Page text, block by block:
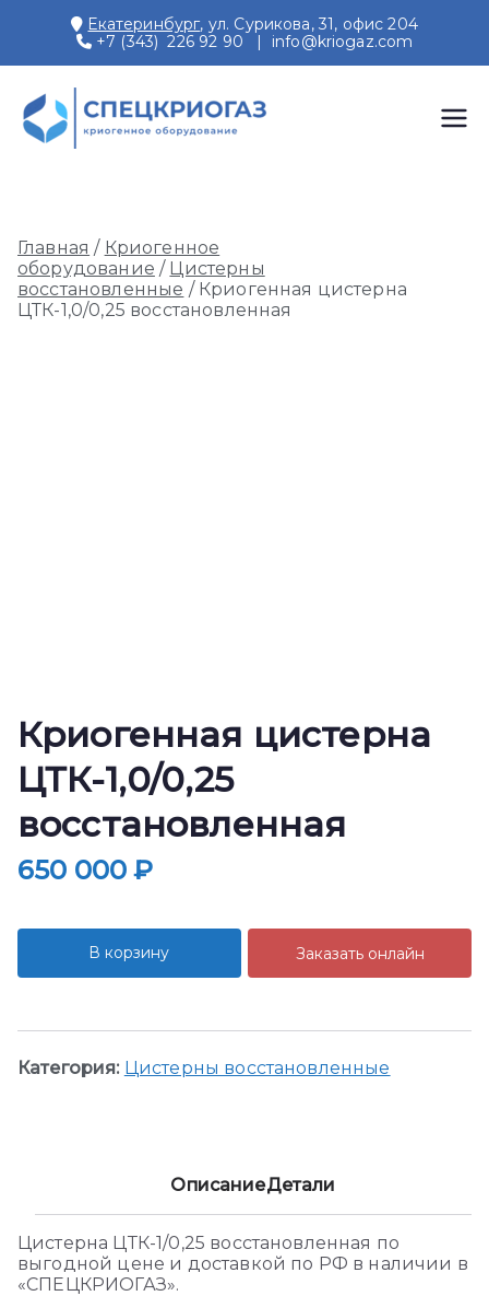
содержимому
Екатеринбург, ул. Сурикова, 31, офис 204
+7 (343) 226 92 90 | info@kriogaz.com
Производство и поставки
Главная / Криогенное
оборудование / Цистерны
восстановленные / Криогенная цистерна
ЦТК-1,0/0,25 восстановленная
Криогенная цистерна
ЦТК-1,0/0,25
восстановленная
650 000₽
В корзину Заказать онлайн
Категория: Цистерны восстановленные
ОписаниеДетали
Цистерна ЦТК-1/0,25 восстановленная по
выгодной цене и доставкой по РФ в наличии в
«СПЕЦКРИОГАЗ».